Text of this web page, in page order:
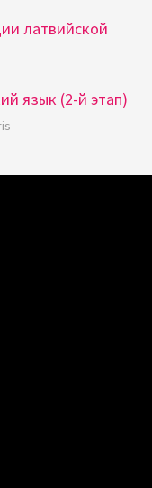
латвийской
язык (2-й этап)